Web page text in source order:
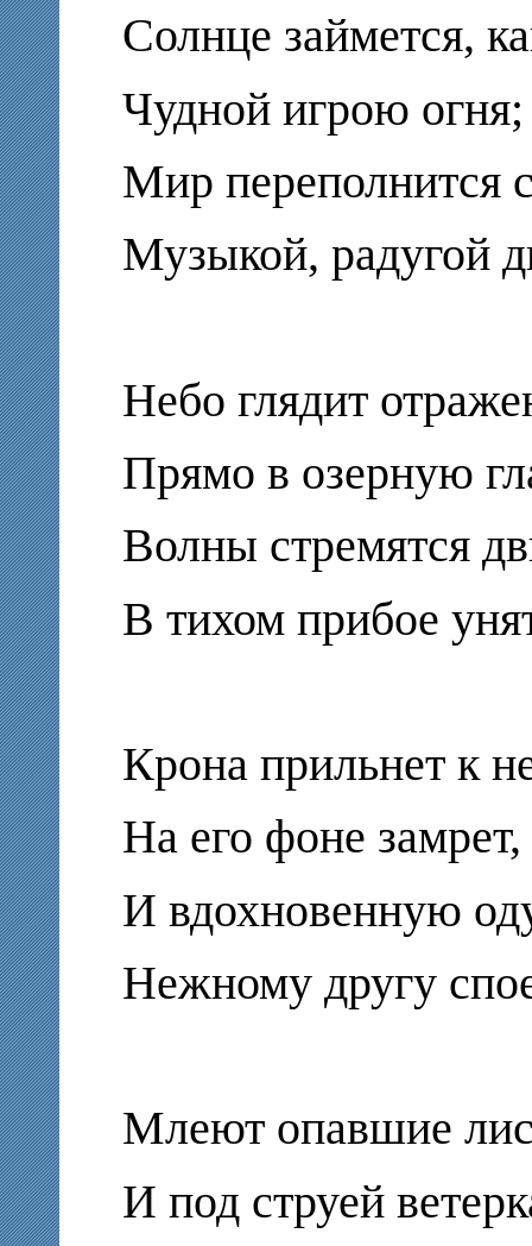
Солнце займется,
Чудной игрою огня;
Мир переполнится
Музыкой, радугой
Небо глядит
Прямо в озерную
Волны стремятся
В тихом прибое
Крона прильнет к
На его фоне замрет,
И вдохновенную
Нежному другу
Млеют опавшие
И под струей